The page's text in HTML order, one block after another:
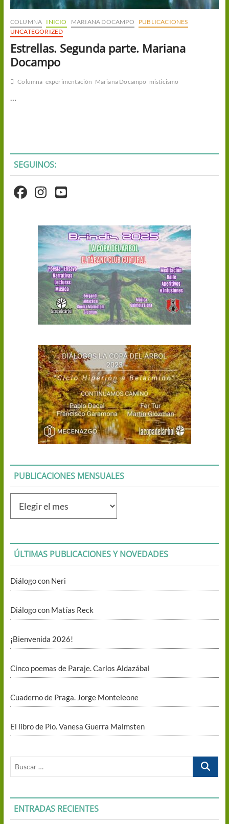
COLUMNA INICIO MARIANA DOCAMPO
PUBLICACIONES
UNCATEGORIZED
Estrellas. Segunda parte. Mariana
Docampo
Columna experimentación Mariana Docampo misticismo
SEGUINOS:
PUBLICACIONES MENSUALES
mensuales
ÚLTIMAS PUBLICACIONES Y NOVEDADES
Diálogo con Neri
Diálogo con Matías Reck
¡Bienvenida 2026!
Cinco poemas de Paraje. Carlos Aldazábal
Cuaderno de Praga. Jorge Monteleone
El libro de Pío. Vanesa Guerra Malmsten
Buscar
ENTRADAS RECIENTES